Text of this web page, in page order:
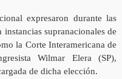
expresaron durante las
instancias supranacionales de
la Corte Interamericana de
Wilmar Elera (SP),
de dicha elección.